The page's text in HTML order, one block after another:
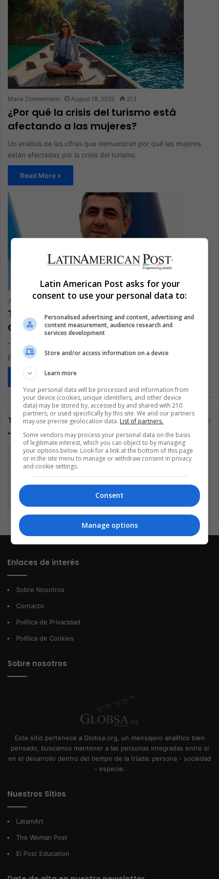
Maria Zimmermann August 18, 2020 213
¿Por qué la crisis del turismo está
afectando a las mujeres?
Un análisis de las cifras que demuestran por qué las mujeres
están afectadas por la crisis del turismo
Read More »
Javier Delgado Rivera June 8, 2020 310
Tú a tú con el Secretario-General de la
Organización Mundial del Turismo
“El turismo, como sector, ha puesto siempre el bienestar de las
personas en primer lugar."
Read More »
Tags
Brasil Cine Cine y televisión Colombia Coronavirus
Covid 19 Cuarentena
Entretenimiento Fútbol Latinoamérica Memes (ES)
Mundo
Enlaces de interés
Sobre Nosotros
Contacto
Política de Privacidad
Política de Cookies
Sobre nosotros
Este sitio pertenece a Globsa.org, un mensajero analítico bien
pensado, buscamos mantener a las personas integradas entre sí
en el desarrollo dentro del tiempo de la tríada: persona - sociedad
- especie.
Nuestros Sitios
LatamArt
The Woman Post
El Post Education
Latin American Post asks for your
consent to use your personal data to:
Personalised advertising and content, advertising and
content measurement, audience research and
services development
Store and/or access information on a device
Learn more
Your personal data will be processed and information from
your device (cookies, unique identifiers, and other device
data) may be stored by, accessed by and shared with 210
partners, or used specifically by this site. We and our partners
may use precise geolocation data. List of partners.
Some vendors may process your personal data on the basis
of legitimate interest, which you can object to by managing
your options below. Look for a link at the bottom of this page
or in the site menu to manage or withdraw consent in privacy
and cookie settings.
Consent
Manage options